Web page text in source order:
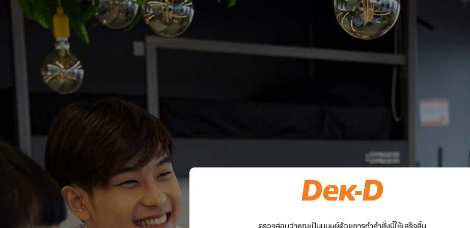
ตรวจสอบว่าคุณเป็นมนุษย์ด้วยการทำคำสั่งนี้ให้เสร็จสิ้น